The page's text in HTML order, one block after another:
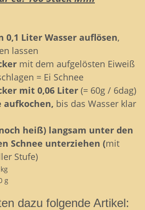
0,1 Liter Wasser auflösen,
lassen
mit dem aufgelösten Eiweiß
= Ei Schnee
mit 0,06 Liter (= 60g / 6dag)
aufkochen, bis das Wasser klar
heiß) langsam unter den
Schnee unterziehen (mit
Stufe)
g
dazu folgende Artikel: